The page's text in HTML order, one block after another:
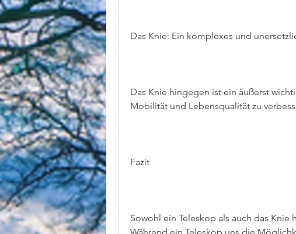
Das Knie: Ein komplexes und
Das Knie hingegen ist ein äußerst
Mobilität und Lebensqualität zu
Fazit
Sowohl ein Teleskop als auch das